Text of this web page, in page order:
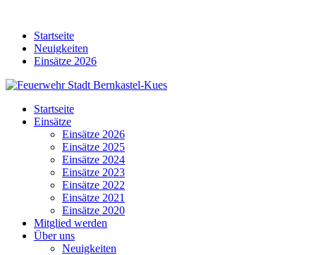
contentStartseite
Neuigkeiten
Einsätze 2026
Startseite
Einsätze
Einsätze 2026
Einsätze 2025
Einsätze 2024
Einsätze 2023
Einsätze 2022
Einsätze 2021
Einsätze 2020
Mitglied werden
Über uns
Neuigkeiten